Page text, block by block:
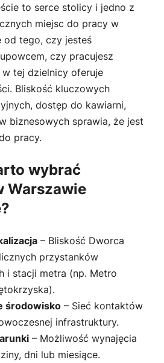
to serce stolicy i jedno z
miejsc do pracy w
od tego, czy jesteś
czy pracujesz
tej dzielnicy oferuje
Bliskość kluczowych
dostęp do kawiarni,
biznesowych sprawia, że jest
pracy.
wybrać
Warszawie
– Bliskość Dworca
przystanków
i stacji metra (np. Metro
środowisko – Sieć kontaktów
infrastruktury.
– Możliwość wynajęcia
dni lub miesiące.